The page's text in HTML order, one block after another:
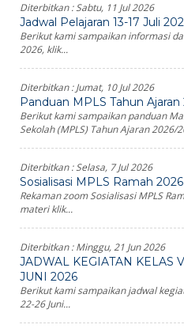
Diterbitkan :Sabtu, 11 Jul 2026
Jadwal Pelajaran 13-17 Juli
Berikut kami sampaikan informasi
2026, klik...
Diterbitkan :Jumat, 10 Jul 2026
Panduan MPLS Tahun
Berikut kami sampaikan panduan
Sekolah (MPLS) Tahun Ajaran 2026/
Diterbitkan :Selasa, 7 Jul 2026
Sosialisasi MPLS Ramah
Rekaman zoom Sosialisasi MPLS
materi klik...
Diterbitkan :Minggu, 21 Jun 2026
JADWAL KEGIATAN KELAS
JUNI 2026
Berikut kami sampaikan jadwal
22-26 Juni...